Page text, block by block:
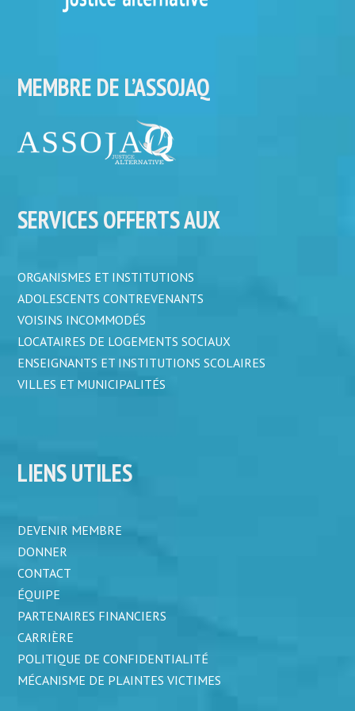
MEMBRE DE L’ASSOJAQ
SERVICES OFFERTS AUX
ORGANISMES ET INSTITUTIONS
ADOLESCENTS CONTREVENANTS
VOISINS INCOMMODÉS
LOCATAIRES DE LOGEMENTS SOCIAUX
ENSEIGNANTS ET INSTITUTIONS SCOLAIRES
VILLES ET MUNICIPALITÉS
LIENS UTILES
DEVENIR MEMBRE
DONNER
CONTACT
ÉQUIPE
PARTENAIRES FINANCIERS
CARRIÈRE
POLITIQUE DE CONFIDENTIALITÉ
MÉCANISME DE PLAINTES VICTIMES